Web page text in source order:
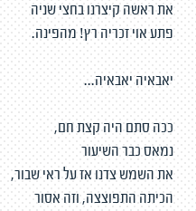
את ראשה קיצרנו בחצי שניה
פתע אוי זכריה רץ! מהפינה.
יאבאיה יאבאיה...
ככה סתם היה קצת חם,
נמאס כבר השיעור
את השמש צדנו אז על ראי שבור,
הכיתה התפוצצה, וזה אסור